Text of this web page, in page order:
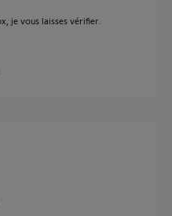
je vous laisses vérifier.